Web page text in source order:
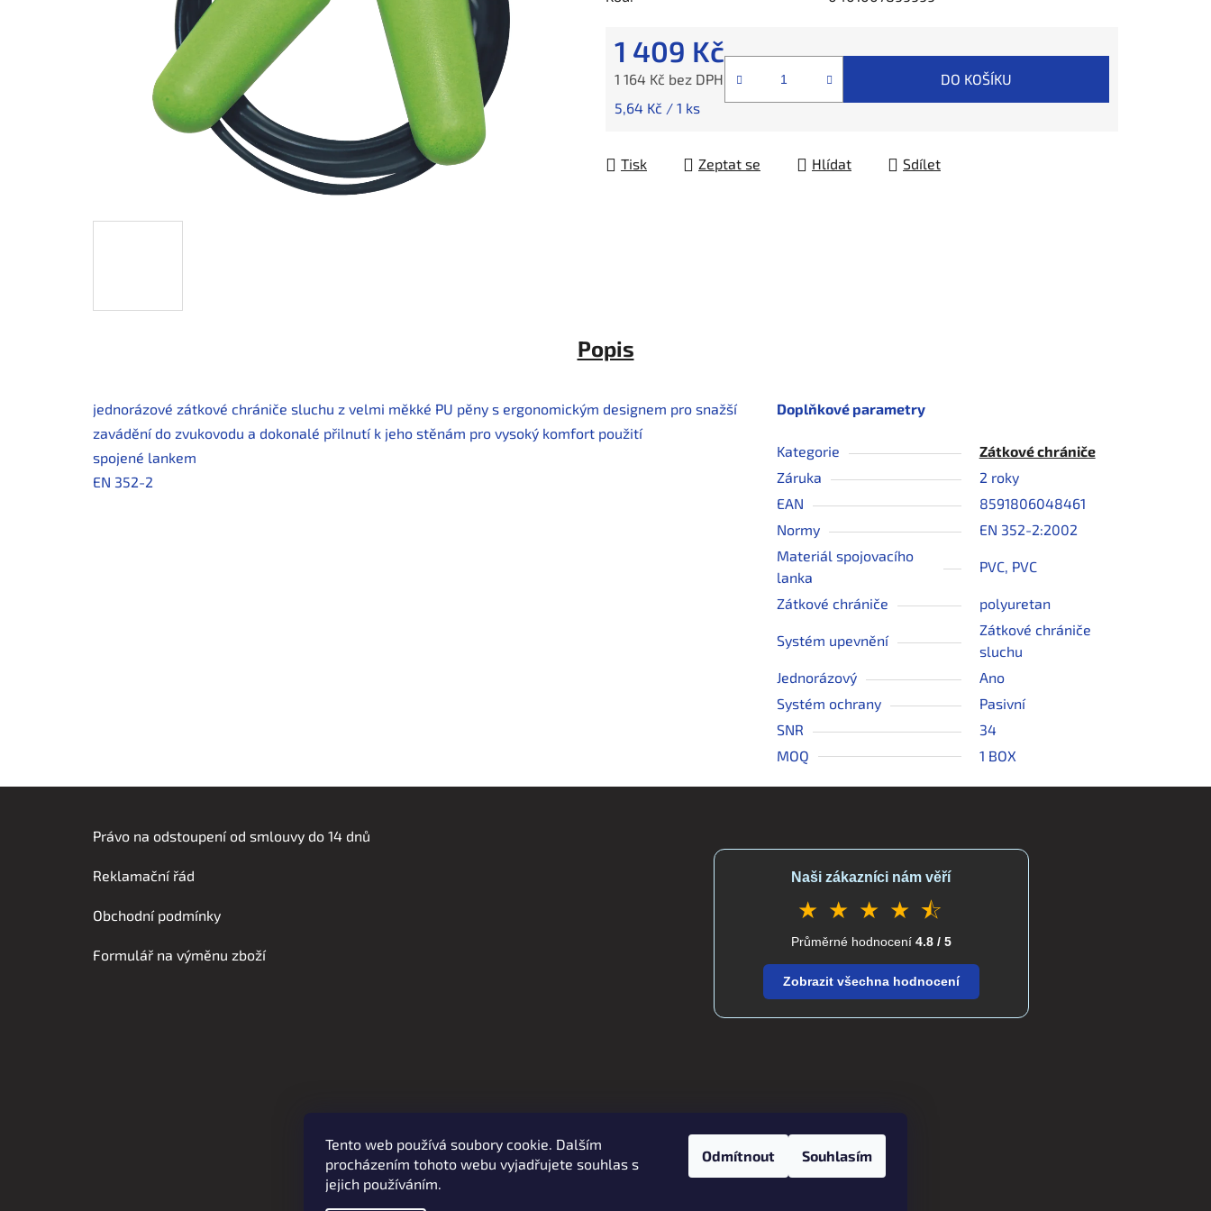
Tento web používá soubory cookie. Dalším
procházením tohoto webu vyjadřujete souhlas s
jejich používáním.
Odmítnout Souhlasím
1 409 Kč
1 164 Kč bez DPH
Měrná cena:
5,64 Kč / 1 ks
DO KOŠÍKU
Tisk Zeptat se Hlídat Sdílet
Popis
jednorázové zátkové chrániče sluchu z velmi měkké PU pěny s ergonomickým designem pro snažší
zavádění do zvukovodu a dokonalé přilnutí k jeho stěnám pro vysoký komfort použití
spojené lankem
EN 352-2
Doplňkové parametry
Kategorie
Zátkové chrániče
Záruka
2 roky
EAN
8591806048461
Normy
EN 352-2:2002
Materiál spojovacího
lanka
PVC, PVC
Zátkové chrániče polyuretan
Systém upevnění
Zátkové chrániče
sluchu
Jednorázový
Ano
Systém ochrany
Pasivní
SNR
34
MOQ
1 BOX
Právo na odstoupení od smlouvy do 14 dnů
Reklamační řád
Obchodní podmínky
Formulář na výměnu zboží
Naši zákazníci nám věří
★ ★ ★ ★ ⯪
Průměrné hodnocení 4.8 / 5
Zobrazit všechna hodnocení
Zboží.cz Heureka.cz verdatex.cz